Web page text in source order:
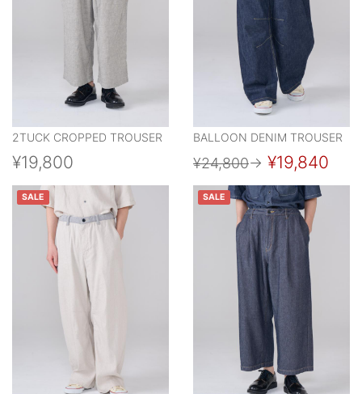
2TUCK CROPPED TROUSER
¥19,800
BALLOON DENIM TROUSER
¥24,800→ ¥19,840
SALE SALE